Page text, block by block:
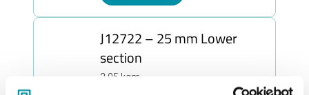
J12722 – 25 mm Lower
section
2.95 kgm